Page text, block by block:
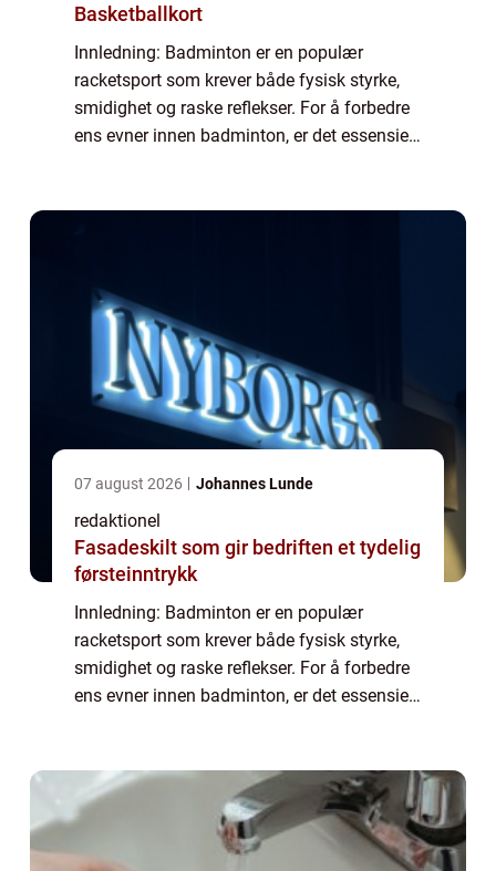
Basketballkort
Innledning: Badminton er en populær
racketsport som krever både fysisk styrke,
smidighet og raske reflekser. For å forbedre
ens evner innen badminton, er det essensielt
07 august 2026 Johannes Lunde
redaktionel
Fasadeskilt som gir bedriften et tydelig
førsteinntrykk
Innledning: Badminton er en populær
racketsport som krever både fysisk styrke,
smidighet og raske reflekser. For å forbedre
ens evner innen badminton, er det essensielt